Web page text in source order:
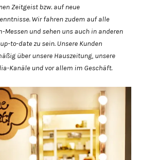
Zeitgeist bzw. auf neue
Wir fahren zudem auf alle
Messen und sehen uns auch in anderen
to-date zu sein. Unsere Kunden
über unsere Hauszeitung, unsere
Kanäle und vor allem im Geschäft.